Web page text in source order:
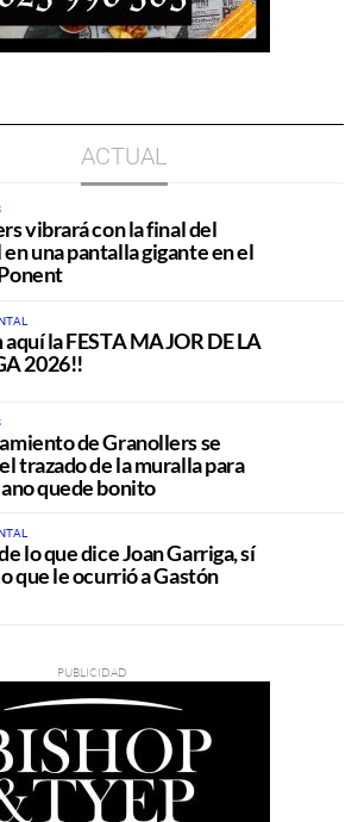
ACTUAL
vibrará con la final del
una pantalla gigante en el
la FESTA MAJOR DE LA
2026!!
de Granollers se
trazado de la muralla para
quede bonito
lo que dice Joan Garriga, sí
que le ocurrió a Gastón